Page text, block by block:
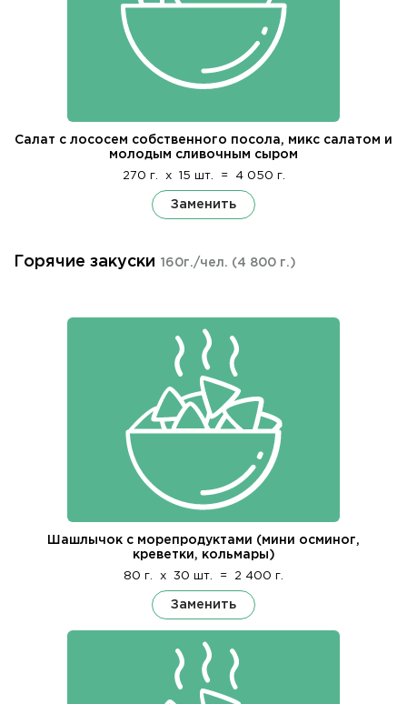
Салат с лососем собственного посола, микс салатом и
молодым сливочным сыром
270 г. x 15 шт. = 4 050 г.
Заменить
Горячие закуски 160г./чел. (4 800 г.)
Шашлычок с морепродуктами (мини осминог,
креветки, кольмары)
80 г. x 30 шт. = 2 400 г.
Заменить